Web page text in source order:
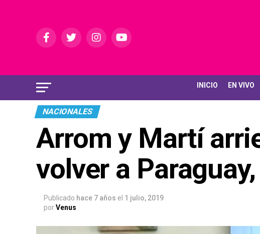
INICIO EN VIVO
NACIONALES
Arrom y Martí
volver a
Publicado hace 7 años el 1 julio, 2019
porVenus